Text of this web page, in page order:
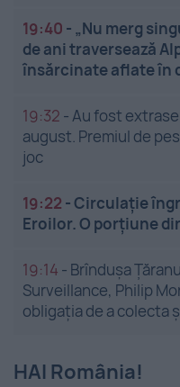
19:40 - „Nu merg
de ani traversează
însărcinate aflate în
19:32 -Au fost
august. Premiul de
joc
19:22 -Circulație
Eroilor. O porțiune
19:14 - Brîndușa
Surveillance, Philip
obligația de a colecta
HAI România!